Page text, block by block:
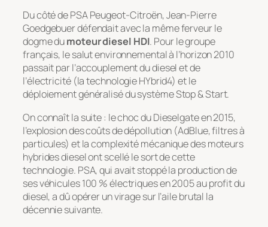
Du côté de PSA Peugeot-Citroën, Jean-Pierre
Goedgebuer défendait avec la même ferveur le
dogme dumoteur diesel HDI. Pour le groupe
français, le salut environnemental à l’horizon 2010
passait par l’accouplement du diesel et de
l’électricité (la technologie HYbrid4) et le
déploiement généralisé du systèmeStop & Start.
On connaît la suite : le choc duDieselgateen 2015,
l’explosion des coûts de dépollution (AdBlue, filtres à
particules) et la complexité mécanique des moteurs
hybrides diesel ont scellé le sort de cette
technologie. PSA, qui avait stoppé la production de
ses véhicules 100 % électriques en 2005 au profit du
diesel, a dû opérer un virage sur l’aile brutal la
décennie suivante.